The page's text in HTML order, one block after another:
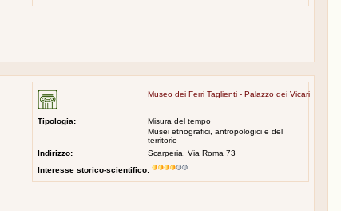
Museo dei Ferri Taglienti - Palazzo dei Vicari
Tipologia:
Misura del tempo
Musei etnografici, antropologici e del
territorio
Indirizzo:
Scarperia, Via Roma 73
Interesse storico-scientifico: